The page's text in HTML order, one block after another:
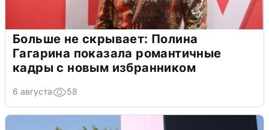
Больше не скрывает: Полина
Гагарина показала романтичные
кадры с новым избранником
6 августа 58